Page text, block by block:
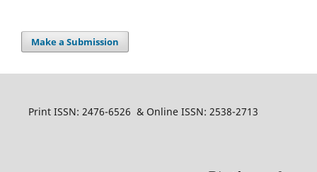
Make a Submission
Print ISSN: 2476-6526 & Online ISSN: 2538-2713